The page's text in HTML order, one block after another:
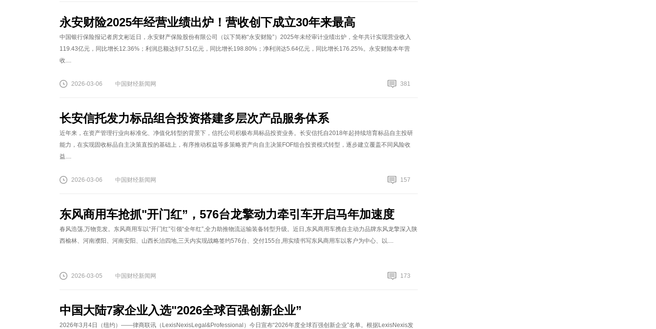
永安财险2025年经营业绩出炉！营收创下成立30年来最高
中国银行保险报记者房文彬近日，永安财产保险股份有限公司（以下简称“永安财险”）2025年未经审计业绩出炉，全年共计实现营业收入
119.43亿元，同比增长12.36%；利润总额达到7.51亿元，同比增长198.80%；净利润达5.64亿元，同比增长176.25%。永安财险本年营
收....
381
2026-03-06 中国财经新闻网
长安信托发力标品组合投资搭建多层次产品服务体系
近年来，在资产管理行业向标准化、净值化转型的背景下，信托公司积极布局标品投资业务。长安信托自2018年起持续培育标品自主投研
能力，在实现固收标品自主决策直投的基础上，有序推动权益等多策略资产向自主决策FOF组合投资模式转型，逐步建立覆盖不同风险收
益....
157
2026-03-06 中国财经新闻网
东风商用车抢抓"开门红”，576台龙擎动力牵引车开启马年加速度
春风浩荡,万物竞发。东风商用车以“开门红”引领“全年红”,全力助推物流运输装备转型升级。近日,东风商用车携自主动力品牌东风龙擎深入陕
西榆林、河南濮阳、河南安阳、山西长治四地,三天内实现战略签约576台、交付155台,用实绩书写东风商用车以客户为中心、以....
173
2026-03-05 中国财经新闻网
中国大陆7家企业入选"2026全球百强创新企业”
2026年3月4日（纽约）——律商联讯（LexisNexisLegal&Professional）今日宣布“2026年度全球百强创新企业”名单。根据LexisNexis发